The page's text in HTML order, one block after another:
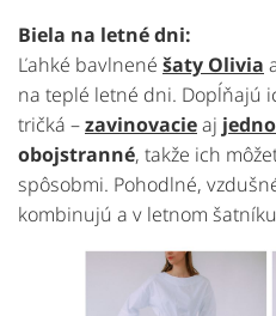
Biela na letné dni:
Ľahké bavlnené šaty Olivia
na teplé letné dni. Dopĺňajú
tričká –zavinovacieaj
obojstranné, takže ich
spôsobmi. Pohodlné,
kombinujú a v letnom